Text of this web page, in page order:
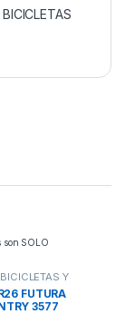
BICICLETAS
son SOLO
BICICLETAS Y
FUTURA
3577